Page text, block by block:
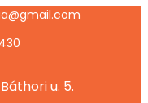
u. 5.